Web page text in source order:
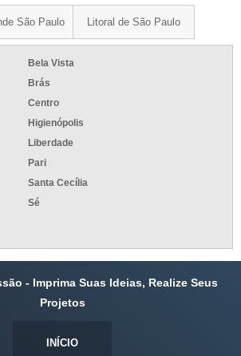
São Paulo Litoral de São Paulo
Bela Vista
Brás
Centro
Higienópolis
Liberdade
Pari
Santa Cecília
Sé
- Imprima Suas Ideias, Realize Seus
Projetos
INÍCIO